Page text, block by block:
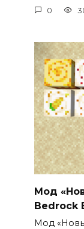
0
Мод
Bedrock
Мод